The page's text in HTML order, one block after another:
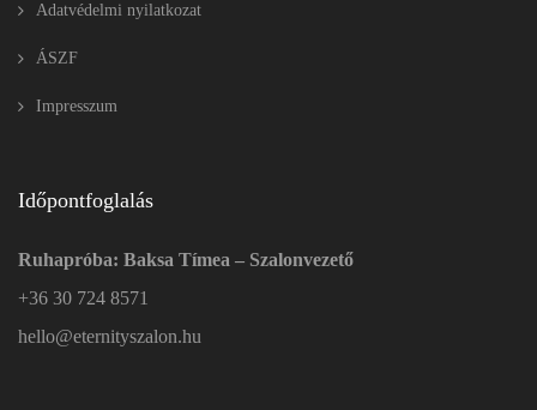
Adatvédelmi nyilatkozat
ÁSZF
Impresszum
Időpontfoglalás
Ruhapróba: Baksa Tímea – Szalonvezető
+36 30 724 8571
hello@eternityszalon.hu